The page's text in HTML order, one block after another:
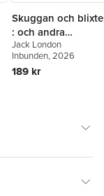
Skuggan och
: och andra
berättelser
Jack London
Inbunden, 2026
189 kr